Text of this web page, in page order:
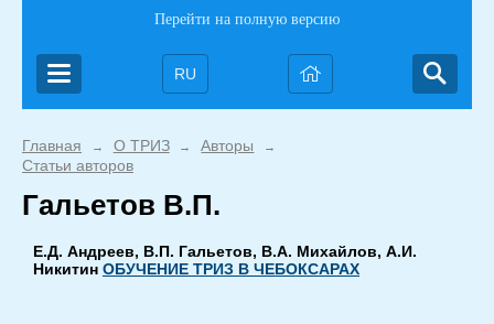
Перейти на полную версию
RU
Главная → О ТРИЗ → Авторы →
Статьи авторов
Гальетов В.П.
Е.Д. Андреев, В.П. Гальетов, В.А. Михайлов, А.И.
Никитин ОБУЧЕНИЕ ТРИЗ В ЧЕБОКСАРАХ